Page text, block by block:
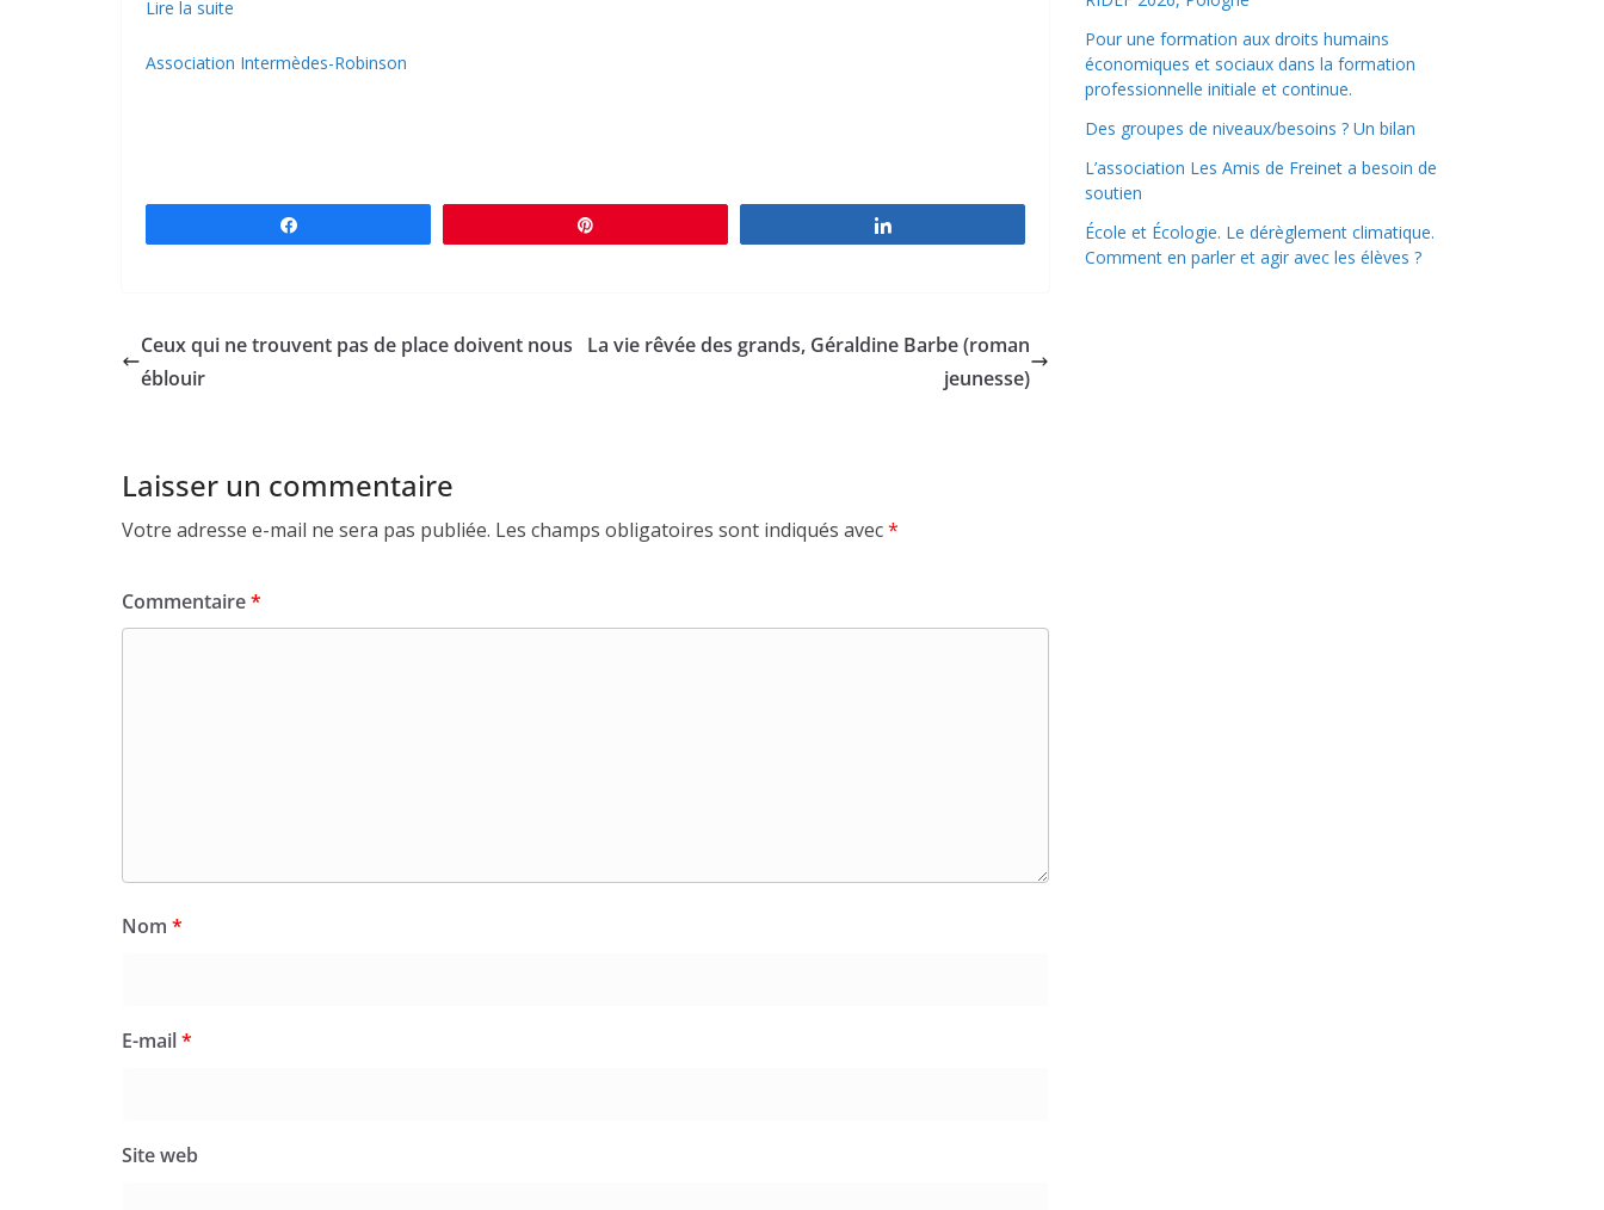
Lire la suite
Association Intermèdes-Robinson
Ceux qui ne trouvent pas de place doivent nous
éblouir
La vie rêvée des grands, Géraldine Barbe (roman
jeunesse)
Laisser un commentaire
Votre adresse e-mail ne sera pas publiée. Les champs obligatoires sont indiqués avec*
Commentaire*
Nom *
E-mail*
Site web
Pour une formation aux droits humains
économiques et sociaux dans la formation
professionnelle initiale et continue.
Des groupes de niveaux/besoins ? Un bilan
L’association Les Amis de Freinet a besoin de
soutien
École et Écologie. Le dérèglement climatique.
Comment en parler et agir avec les élèves ?